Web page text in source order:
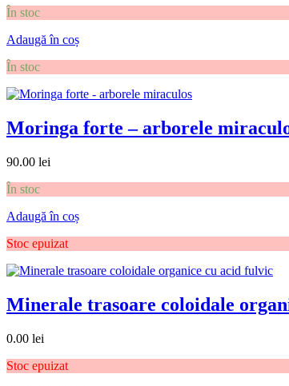
În stoc
Adaugă în coș
În stoc
Moringa forte – arborele
90.00 lei
În stoc
Adaugă în coș
Stoc epuizat
Minerale trasoare coloidale
0.00 lei
Stoc epuizat